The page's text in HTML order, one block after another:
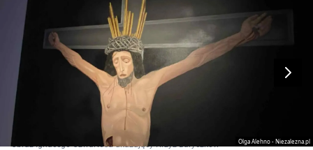
Olga Alehno - Niezalezna.pl
Obraz Ignacego Czwartosa ukazujący Krzyż Baryczków